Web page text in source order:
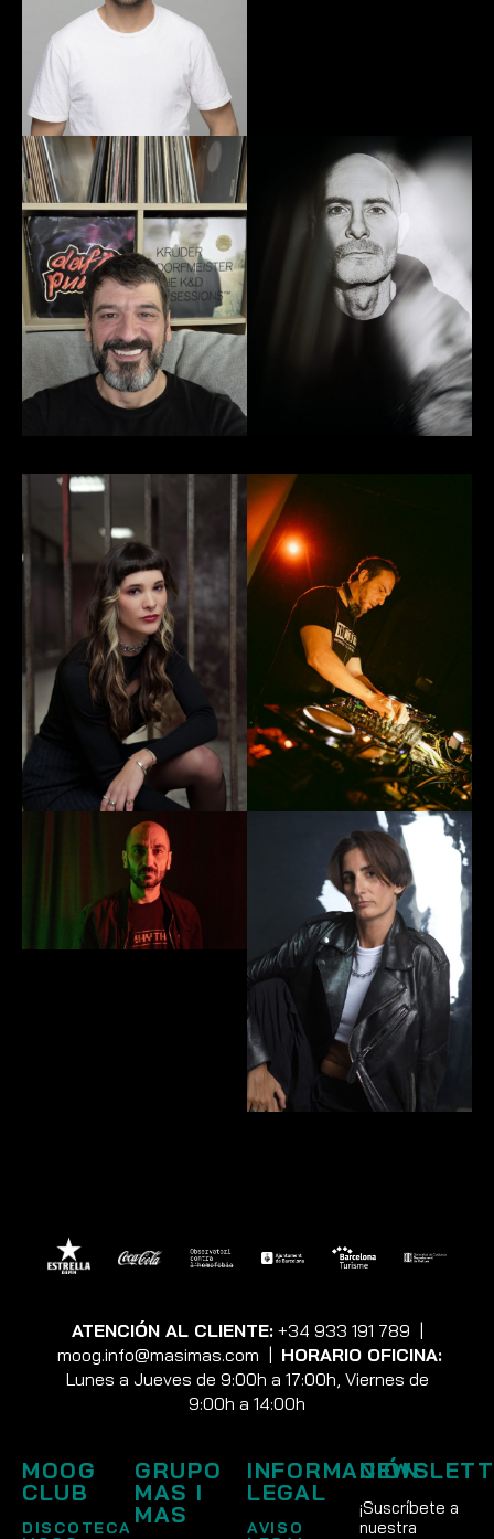
ATENCIÓN AL CLIENTE: +34 933 191 789 |
moog.info@masimas.com | HORARIO OFICINA:
Lunes a Jueves de 9:00h a 17:00h, Viernes de
9:00h a 14:00h
MOOG
CLUB
DISCOTECA
GRUPO
MAS I
MAS
INFORMACIÓN
LEGAL
AVISO
¡Suscríbete a
nuestra